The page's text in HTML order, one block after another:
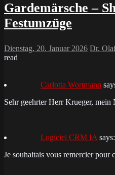
Gardemärsche –
Festumzüge
Dienstag, 20. Januar 2026 Dr.
read
Carlotta Wortmann
Sehr geehrter Herr Krueger, mein
Logiciel CRM IA says:
Je souhaitais vous remercier pour